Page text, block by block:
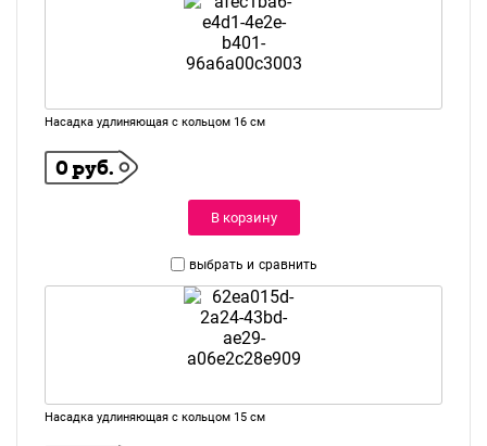
Насадка удлиняющая с кольцом 16 см
0 руб.
В корзину
выбрать и сравнить
Насадка удлиняющая с кольцом 15 см